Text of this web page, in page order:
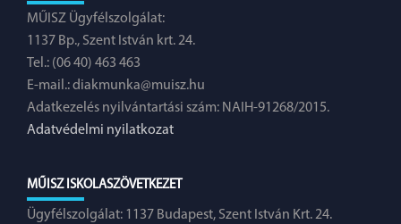
MŰISZ Ügyfélszolgálat:
1137 Bp., Szent István krt. 24.
Tel.: (06 40) 463 463
E-mail.:diakmunka@muisz.hu
Adatkezelés nyilvántartási szám: NAIH-91268/2015.
Adatvédelmi nyilatkozat
MŰISZ ISKOLASZÖVETKEZET
Ügyfélszolgálat: 1137 Budapest, Szent István Krt. 24.